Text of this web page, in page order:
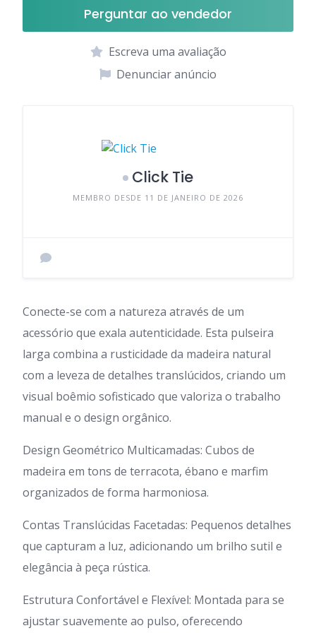
Perguntar ao vendedor
Escreva uma avaliação
Denunciar anúncio
Click Tie
MEMBRO DESDE 11 DE JANEIRO DE 2026
Conecte-se com a natureza através de um
acessório que exala autenticidade. Esta pulseira
larga combina a rusticidade da madeira natural
com a leveza de detalhes translúcidos, criando um
visual boêmio sofisticado que valoriza o trabalho
manual e o design orgânico.
Design Geométrico Multicamadas: Cubos de
madeira em tons de terracota, ébano e marfim
organizados de forma harmoniosa.
Contas Translúcidas Facetadas: Pequenos detalhes
que capturam a luz, adicionando um brilho sutil e
elegância à peça rústica.
Estrutura Confortável e Flexível: Montada para se
ajustar suavemente ao pulso, oferecendo